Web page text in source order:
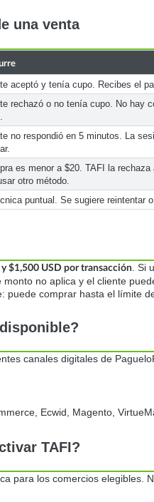
una venta
aceptó y tenía cupo. Recibes el
rechazó o no tenía cupo. No hay
no respondió en 5 minutos. La
es menor a $20. TAFI la
otro método.
puntual. Se sugiere reintentar
$1,500 USD por transacción. Si
no aplica y el cliente
puede comprar hasta el límite
canales digitales de
Ecwid, Magento,
TAFI?
para los comercios elegibles.